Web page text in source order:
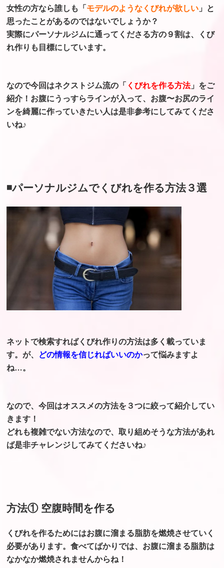
女性の方なら誰しも「 モデルのようなくびれが欲しい 」と
思ったことがあるのではないでしょうか？
実際にパーソナルジムに通ってくださる方の９割は、くび
れ作りも目標にしています。
なので今回はネクストジム流の「 くびれを作る方法」をご
紹介！お腹にうっすらラインが入って、お腹〜お尻のライ
ンを綺麗に作っていきたい人は是非参考にしてみてくださ
いね♪
◾️パーソナルジムでくびれを作る方法３選
ネットで検索すればくびれ作りの方法は多く載っていま
す。が、 どの情報を信じればいいのかって悩みますよ
ね…。
なので、今回はオススメの方法を３つに絞って紹介してい
きます！
どれも複雑でない方法なので、取り組めそうな方法があれ
ば是非チャレンジしてみてくださいね♪
方法① 空腹時間を作る
くびれを作るためにはお腹に溜まる脂肪を燃焼させていく
必要があります。食べてばかりでは、お腹に溜まる脂肪は
なかなか燃焼されませんからね！